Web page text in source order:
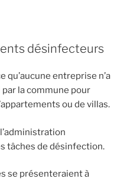
désinfecteurs
qu’aucune entreprise n’a
par la commune pour
ou de villas.
tâches de désinfection.
se présenteraient à